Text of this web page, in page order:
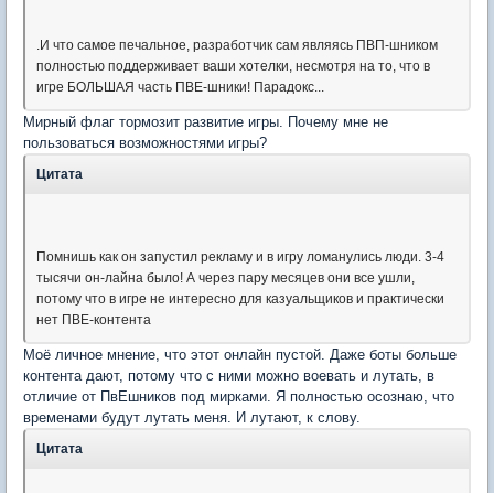
.И что самое печальное, разработчик сам являясь ПВП-шником
полностью поддерживает ваши хотелки, несмотря на то, что в
игре БОЛЬШАЯ часть ПВЕ-шники! Парадокс...
Мирный флаг тормозит развитие игры. Почему мне не
пользоваться возможностями игры?
Цитата
Помнишь как он запустил рекламу и в игру ломанулись люди. 3-4
тысячи он-лайна было! А через пару месяцев они все ушли,
потому что в игре не интересно для казуальщиков и практически
нет ПВЕ-контента
Моё личное мнение, что этот онлайн пустой. Даже боты больше
контента дают, потому что с ними можно воевать и лутать, в
отличие от ПвЕшников под мирками. Я полностью осознаю, что
временами будут лутать меня. И лутают, к слову.
Цитата